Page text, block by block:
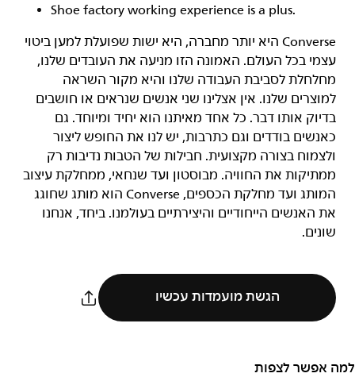
Shoe factory working experience is a plus.
‏Converse היא יותר מחברה, היא ישות שפועלת למען ביטוי
עצמי בכל העולם. האמונה הזו מניעה את העובדים שלנו,
מחלחלת לסביבת העבודה שלנו והיא מקור השראה
למוצרים שלנו. אין אצלינו שני אנשים שנראים או חושבים
בדיוק אותו דבר. כל אחד מאיתנו הוא יחיד ומיוחד. גם
כאנשים בודדים וגם כתרבות, יש לנו את החופש ליצור
ולצמוח בצורה מקצועית. חבילות של הטבות נדיבות רק
ממתיקות את החוויה. מבוסטון ועד שנחאי, ממחלקת עיצוב
המותג ועד מחלקת הכספים, Converse הוא מותג שחוגג
את האנשים הייחודיים והיצירתיים בעולמנו. ביחד, אנחנו
שונים.
הגשת מועמדות עכשיו
למה אפשר לצפות